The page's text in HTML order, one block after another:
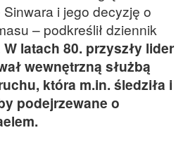
Sinwara i jego decyzję o
– podkreślił dziennik
W latach 80. przyszły lider
wewnętrzną służbą
która m.in. śledziła i
podejrzewane o